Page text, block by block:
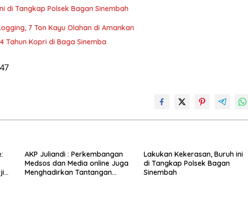
di Tangkap Polsek Bagan Sinembah
7 Ton Kayu Olahan di Amankan
Tahun Kopri di Baga Sinemba
AKP Juliandi : Perkembangan
Medsos dan Media online Juga
Menghadirkan Tantangan
Lakukan Kekerasan, Buruh ini
di Tangkap Polsek Bagan
Sinembah